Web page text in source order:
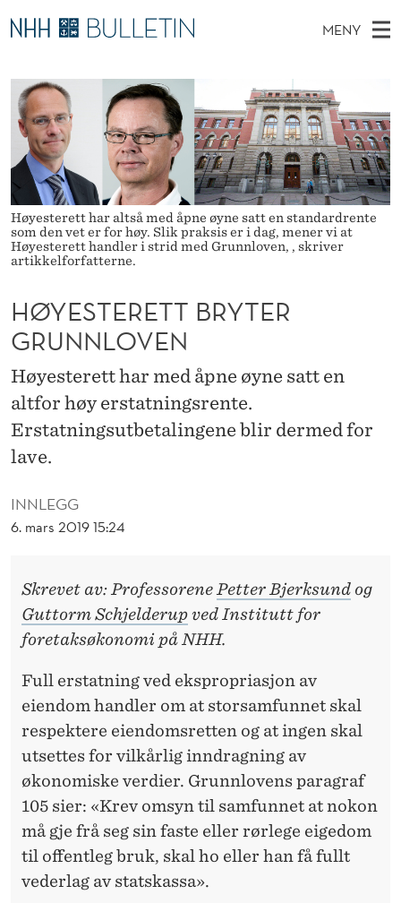
H
Ø
Y
T
E
R
T
T
B
R
Y
E
MENY
O
V
E
D
M
E
N
Y
Ø
N
S
E
D
E
T
Stipendiater og nye forskerprofiler
Disputaser
Ekspertutvalg
Om Bulletin
Høyesterett har altså med åpne øyne satt en standardrente
som den vet er for høy. Slik praksis er i dag, mener vi at
Høyesterett handler i strid med Grunnloven, , skriver
artikkelforfatterne.
INNLEGG
6. mars 2019 15:24
HØYESTERETT BRYTER
GRUNNLOVEN
Høyesterett har med åpne øyne satt en
altfor høy erstatningsrente.
Erstatningsutbetalingene blir dermed for
lave.
Skrevet av: ProfessorenePetter Bjerksund og
Guttorm Schjelderupved Institutt for
foretaksøkonomi på NHH.
Full erstatning ved ekspropriasjon av
eiendom handler om at storsamfunnet skal
respektere eiendomsretten og at ingen skal
utsettes for vilkårlig inndragning av
økonomiske verdier. Grunnlovens paragraf
105 sier: «Krev omsyn til samfunnet at nokon
må gje frå seg sin faste eller rørlege eigedom
til offentleg bruk, skal ho eller han få fullt
vederlag av statskassa».